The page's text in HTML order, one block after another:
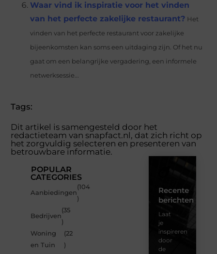
Waar vind ik inspiratie voor het vinden
van het perfecte zakelijke restaurant? Het
vinden van het perfecte restaurant voor zakelijke
bijeenkomsten kan soms een uitdaging zijn. Of het nu
gaat om een belangrijke vergadering, een informele
netwerksessie...
Tags:
Dit artikel is samengesteld door het
redactieteam van snapfact.nl, dat zich richt op
het zorgvuldig selecteren en presenteren van
betrouwbare informatie.
POPULAR
CATEGORIES
Aanbiedingen
(104
)
Bedrijven
(35
)
Woning
en Tuin
(22
)
Recente
berichten
Laat
je
inspireren
door
de